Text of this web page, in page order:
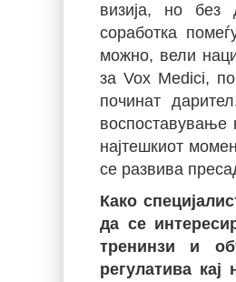
визија, но без
соработка
можно, вели
за Vox Medici,
починат
воспоставување
најтешкиот
се развива
Како
да се
тренинзи и
регулатива